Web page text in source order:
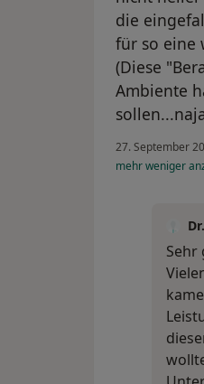
die
für so eine
(Diese
Ambiente
27. September
mehrweniger
Sehr